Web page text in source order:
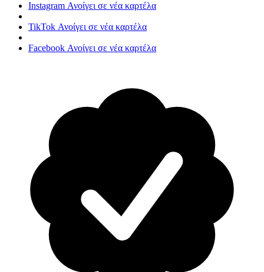
Instagram Ανοίγει σε νέα καρτέλα
TikTok Ανοίγει σε νέα καρτέλα
Facebook Ανοίγει σε νέα καρτέλα